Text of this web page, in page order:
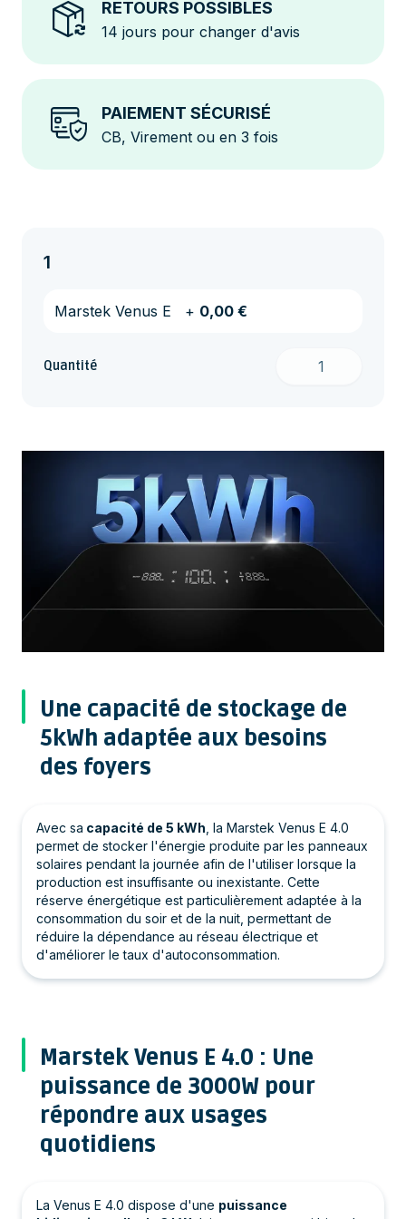
RETOURS POSSIBLES
14 jours pour changer d'avis
PAIEMENT SÉCURISÉ
CB, Virement ou en 3 fois
1
Marstek Venus E + 0,00 €
Quantité
Une capacité de stockage de
5kWh adaptée aux besoins
des foyers
Avec sa capacité de 5 kWh , la Marstek Venus E 4.0
permet de stocker l'énergie produite par les panneaux
solaires pendant la journée afin de l'utiliser lorsque la
production est insuffisante ou inexistante. Cette
réserve énergétique est particulièrement adaptée à la
consommation du soir et de la nuit, permettant de
réduire la dépendance au réseau électrique et
d'améliorer le taux d'autoconsommation.
Marstek Venus E 4.0 : Une
puissance de 3000W pour
répondre aux usages
quotidiens
La Venus E 4.0 dispose d'une puissance